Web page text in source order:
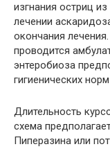
изгнания остриц
лечении
окончания
проводится
энтеробиоза
гигиенических
Длительность
схема
Пиперазина или